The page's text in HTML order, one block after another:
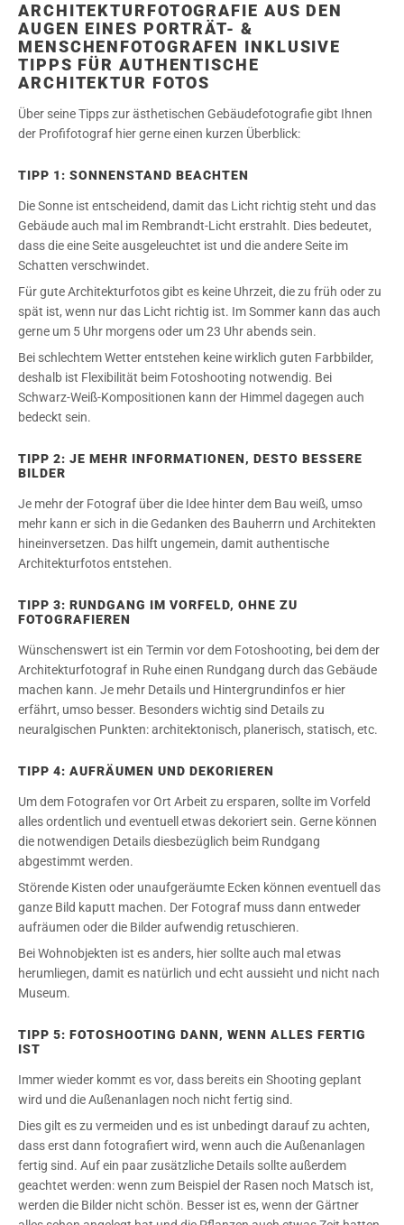
ARCHITEKTURFOTOGRAFIE AUS DEN
AUGEN EINES PORTRÄT- &
MENSCHENFOTOGRAFEN INKLUSIVE
TIPPS FÜR AUTHENTISCHE
ARCHITEKTUR FOTOS
Über seine Tipps zur ästhetischen Gebäudefotografie gibt Ihnen
der Profifotograf hier gerne einen kurzen Überblick:
TIPP 1: SONNENSTAND BEACHTEN
Die Sonne ist entscheidend, damit das Licht richtig steht und das
Gebäude auch mal im Rembrandt-Licht erstrahlt. Dies bedeutet,
dass die eine Seite ausgeleuchtet ist und die andere Seite im
Schatten verschwindet.
Für gute Architekturfotos gibt es keine Uhrzeit, die zu früh oder zu
spät ist, wenn nur das Licht richtig ist. Im Sommer kann das auch
gerne um 5 Uhr morgens oder um 23 Uhr abends sein.
Bei schlechtem Wetter entstehen keine wirklich guten Farbbilder,
deshalb ist Flexibilität beim Fotoshooting notwendig. Bei
Schwarz-Weiß-Kompositionen kann der Himmel dagegen auch
bedeckt sein.
TIPP 2: JE MEHR INFORMATIONEN, DESTO BESSERE
BILDER
Je mehr der Fotograf über die Idee hinter dem Bau weiß, umso
mehr kann er sich in die Gedanken des Bauherrn und Architekten
hineinversetzen. Das hilft ungemein, damit authentische
Architekturfotos entstehen.
TIPP 3: RUNDGANG IM VORFELD, OHNE ZU
FOTOGRAFIEREN
Wünschenswert ist ein Termin vor dem Fotoshooting, bei dem der
Architekturfotograf in Ruhe einen Rundgang durch das Gebäude
machen kann. Je mehr Details und Hintergrundinfos er hier
erfährt, umso besser. Besonders wichtig sind Details zu
neuralgischen Punkten: architektonisch, planerisch, statisch, etc.
TIPP 4: AUFRÄUMEN UND DEKORIEREN
Um dem Fotografen vor Ort Arbeit zu ersparen, sollte im Vorfeld
alles ordentlich und eventuell etwas dekoriert sein. Gerne können
die notwendigen Details diesbezüglich beim Rundgang
abgestimmt werden.
Störende Kisten oder unaufgeräumte Ecken können eventuell das
ganze Bild kaputt machen. Der Fotograf muss dann entweder
aufräumen oder die Bilder aufwendig retuschieren.
Bei Wohnobjekten ist es anders, hier sollte auch mal etwas
herumliegen, damit es natürlich und echt aussieht und nicht nach
Museum.
TIPP 5: FOTOSHOOTING DANN, WENN ALLES FERTIG
IST
Immer wieder kommt es vor, dass bereits ein Shooting geplant
wird und die Außenanlagen noch nicht fertig sind.
Dies gilt es zu vermeiden und es ist unbedingt darauf zu achten,
dass erst dann fotografiert wird, wenn auch die Außenanlagen
fertig sind. Auf ein paar zusätzliche Details sollte außerdem
geachtet werden: wenn zum Beispiel der Rasen noch Matsch ist,
werden die Bilder nicht schön. Besser ist es, wenn der Gärtner